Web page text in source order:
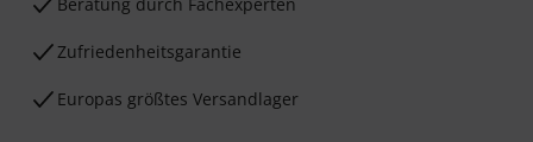
Zufriedenheitsgarantie
Europas größtes Versandlager